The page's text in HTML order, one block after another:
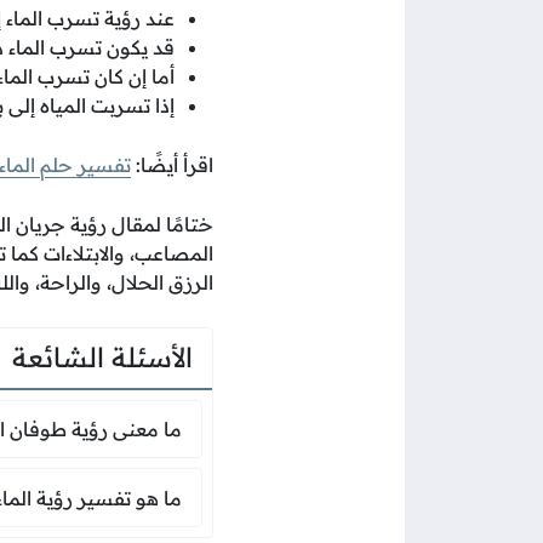
عند رؤية تسرب الماء
قد يكون تسرب الماء
أما إن كان تسرب
إذا تسربت المياه
اقرأ أيضًا:تفسير حلم
ختامًا لمقال رؤية جريان
المصاعب، والابتلاءات
الرزق الحلال، والراحة،
الأسئلة الشائعة
ما معنى
ما معنى رؤية طوفان
ما هو تفسير
ما هو تفسير رؤية